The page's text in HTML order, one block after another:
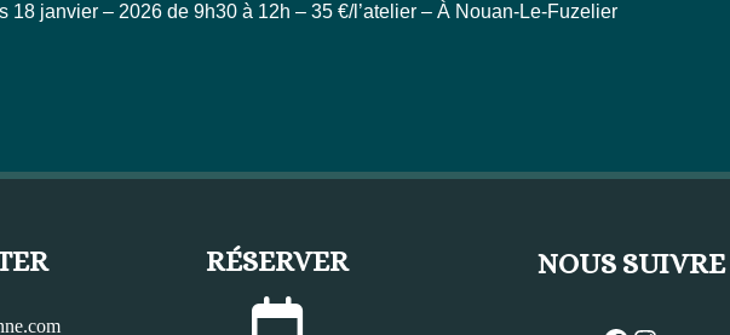
18 janvier – 2026 de 9h30 à 12h – 35 €/l’atelier – À Nouan-Le-Fuzelier
RÉSERVER NOUS SUIVRE